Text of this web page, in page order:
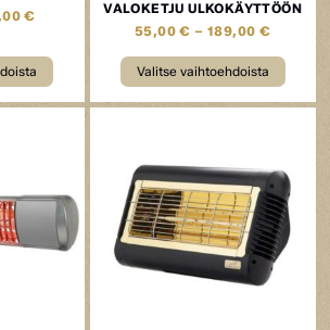
€
VALOKETJU ULKOKÄYTTÖÖN
55,00€ – 189,00 €
Valitse vaihtoehdoista